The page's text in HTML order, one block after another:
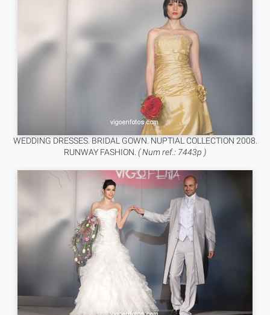
WEDDING DRESSES. BRIDAL GOWN. NUPTIAL COLLECTION 2008.
RUNWAY FASHION. ( Num ref.: 7443p )